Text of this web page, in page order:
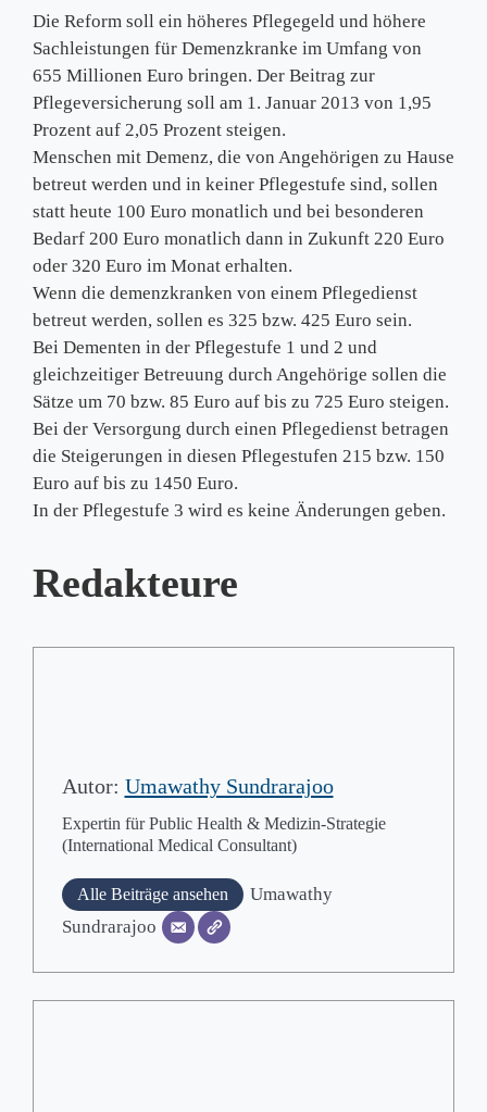
Die Reform soll ein höheres Pflegegeld und höhere
Sachleistungen für Demenzkranke im Umfang von
655 Millionen Euro bringen. Der Beitrag zur
Pflegeversicherung soll am 1. Januar 2013 von 1,95
Prozent auf 2,05 Prozent steigen.
Menschen mit Demenz, die von Angehörigen zu Hause
betreut werden und in keiner Pflegestufe sind, sollen
statt heute 100 Euro monatlich und bei besonderen
Bedarf 200 Euro monatlich dann in Zukunft 220 Euro
oder 320 Euro im Monat erhalten.
Wenn die demenzkranken von einem Pflegedienst
betreut werden, sollen es 325 bzw. 425 Euro sein.
Bei Dementen in der Pflegestufe 1 und 2 und
gleichzeitiger Betreuung durch Angehörige sollen die
Sätze um 70 bzw. 85 Euro auf bis zu 725 Euro steigen.
Bei der Versorgung durch einen Pflegedienst betragen
die Steigerungen in diesen Pflegestufen 215 bzw. 150
Euro auf bis zu 1450 Euro.
In der Pflegestufe 3 wird es keine Änderungen geben.
Redakteure
Autor: Umawathy Sundrarajoo
Expertin für Public Health & Medizin-Strategie
(International Medical Consultant)
Alle Beiträge ansehen
Umawathy
Sundrarajoo